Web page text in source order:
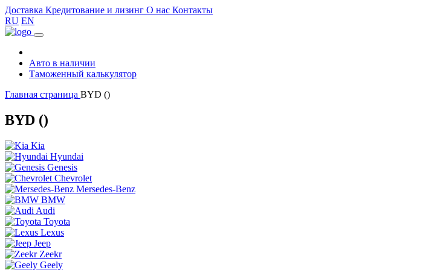
Доставка Кредитование и лизинг О нас Контакты
RU EN
Авто в наличии
Таможенный калькулятор
Главная страница BYD ()
BYD ()
Kia
Hyundai
Genesis
Chevrolet
Mersedes-Benz
BMW
Audi
Toyota
Lexus
Jeep
Zeekr
Geely